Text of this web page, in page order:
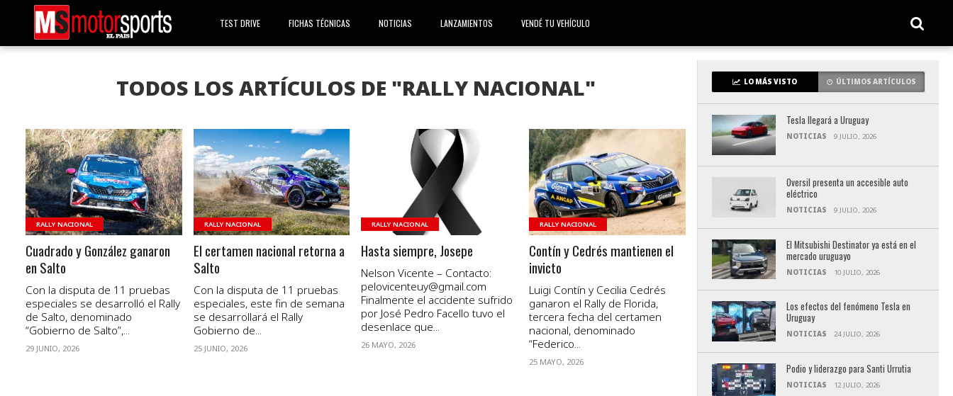
TEST DRIVE FICHAS TÉCNICAS NOTICIAS LANZAMIENTOS VENDÉ TU VEHÍCULO
TODOS LOS ARTÍCULOS DE "RALLY NACIONAL"
VER NOTA
RALLY NACIONAL
Cuadrado y González ganaron
en Salto
Con la disputa de 11 pruebas
especiales se desarrolló el Rally
de Salto, denominado
“Gobierno de Salto”,...
29 JUNIO, 2026
VER NOTA
RALLY NACIONAL
El certamen nacional retorna a
Salto
Con la disputa de 11 pruebas
especiales, este fin de semana
se desarrollará el Rally
Gobierno de...
25 JUNIO, 2026
VER NOTA
RALLY NACIONAL
Hasta siempre, Josepe
Nelson Vicente – Contacto:
pelovicenteuy@gmail.com
Finalmente el accidente sufrido
por José Pedro Facello tuvo el
desenlace que...
26 MAYO, 2026
VER NOTA
RALLY NACIONAL
Contín y Cedrés mantienen el
invicto
Luigi Contín y Cecilia Cedrés
ganaron el Rally de Florida,
tercera fecha del certamen
nacional, denominado
“Federico...
25 MAYO, 2026
LO MÁS VISTO ÚLTIMOS ARTÍCULOS
Tesla llegará a Uruguay
NOTICIAS 9 JULIO, 2026
Oversil presenta un accesible auto
eléctrico
NOTICIAS 9 JULIO, 2026
El Mitsubishi Destinator ya está en el
mercado uruguayo
NOTICIAS 10 JULIO, 2026
Los efectos del fenómeno Tesla en
Uruguay
NOTICIAS 24 JULIO, 2026
Podio y liderazgo para Santi Urrutia
NOTICIAS 12 JULIO, 2026